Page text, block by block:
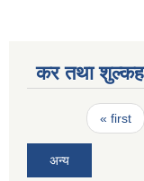
कर तथा
Pages« first
अन्य